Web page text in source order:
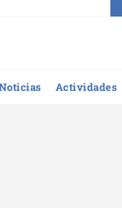
Actividades